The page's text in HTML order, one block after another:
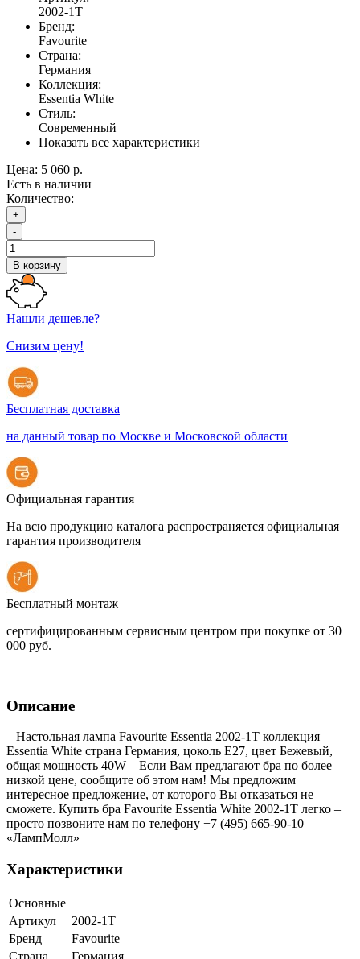
2002-1T
Бренд:
Favourite
Страна:
Германия
Коллекция:
Essentia White
Стиль:
Современный
Показать все характеристики
Цена: 5 060 р.
Есть в наличии
Количество:
+
-
В корзину
Нашли дешевле?
Снизим цену!
Бесплатная доставка
на данный товар по Москве и Московской области
Официальная гарантия
На всю продукцию каталога распространяется официальная
гарантия производителя
Бесплатный монтаж
сертифицированным сервисным центром при покупке от 30
000 руб.
Описание
Настольная лампа Favourite Essentia 2002-1T коллекция
Essentia White страна Германия, цоколь E27, цвет Бежевый,
общая мощность 40W Если Вам предлагают бра по более
низкой цене, сообщите об этом нам! Мы предложим
интересное предложение, от которого Вы отказаться не
сможете. Купить бра Favourite Essentia White 2002-1T легко –
просто позвоните нам по телефону +7 (495) 665-90-10
«ЛампМолл»
Характеристики
Основные
Артикул
2002-1T
Бренд
Favourite
Страна
Германия